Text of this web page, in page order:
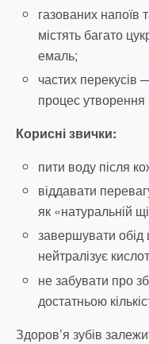
газованих напоїв
містять багато
емаль;
частих перекусів
процес утворення
Корисні звички:
пити воду після
віддавати
як «натуральній
завершувати
нейтралізує
не забувати про
достатньою
Здоров’я зубів